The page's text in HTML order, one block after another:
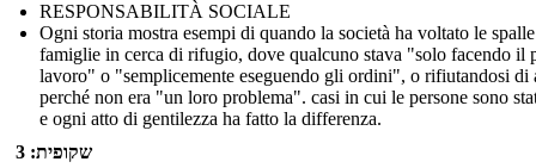
RESPONSABILITÀ SOCIALE
Ogni storia mostra esempi di quando la società ha voltato le
famiglie in cerca di rifugio, dove qualcuno stava "solo facendo il
lavoro" o "semplicemente eseguendo gli ordini", o rifiutandosi di
perché non era "un loro problema". casi in cui le persone sono
e ogni atto di gentilezza ha fatto la differenza.
שקופית: 3